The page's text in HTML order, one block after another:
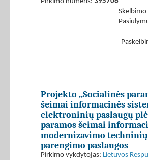
Projekto ,,Socialinės
šeimai informacinės
elektroninių paslaugų
paramos šeimai
modernizavimo
parengimo paslaugos
Pirkimo vykdytojas: Lietuvos